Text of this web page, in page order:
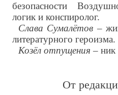
безопасности
логик и конспиролог.
Слава Сумалётов –
литературного героизма.
Козёл отпущения – ник
От